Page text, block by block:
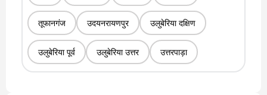
तूफानगंज उदयनरायणपुर उलुबेरिया दक्षिण
उलुबेरिया पूर्व उलुबेरिया उत्तर उत्तरपाड़ा